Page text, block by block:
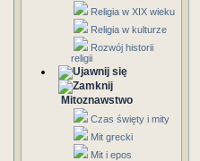
Religia w XIX wieku
Religia w kulturze
Rozwój historii
religii
Mitoznawstwo
Czas święty i mity
Mit grecki
Mit i epos